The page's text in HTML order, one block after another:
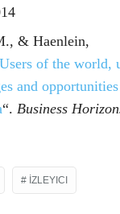
& Haenlein,
Users of the world,
and
“. Business
İZLEYICI